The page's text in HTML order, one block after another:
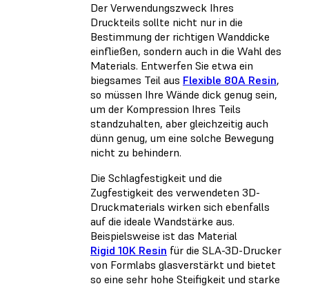
Der Verwendungszweck Ihres
Druckteils sollte nicht nur in die
Bestimmung der richtigen Wanddicke
einfließen, sondern auch in die Wahl des
Materials. Entwerfen Sie etwa ein
biegsames Teil aus Flexible 80A Resin,
so müssen Ihre Wände dick genug sein,
um der Kompression Ihres Teils
standzuhalten, aber gleichzeitig auch
dünn genug, um eine solche Bewegung
nicht zu behindern.
Die Schlagfestigkeit und die
Zugfestigkeit des verwendeten 3D-
Druckmaterials wirken sich ebenfalls
auf die ideale Wandstärke aus.
Beispielsweise ist das Material
Rigid 10K Resin für die SLA-3D-Drucker
von Formlabs glasverstärkt und bietet
so eine sehr hohe Steifigkeit und starke